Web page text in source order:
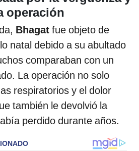
operación
Bhagat fue objeto de
natal debido a su abultado
comparaban con un
La operación no solo
respiratorios y el dolor
también le devolvió la
perdido durante años.